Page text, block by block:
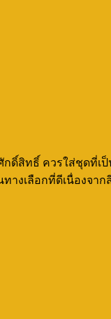
ดิ์สิทธิ์ ควรใส่ชุดที่เ
งเลือกที่ดีเนื่องจา